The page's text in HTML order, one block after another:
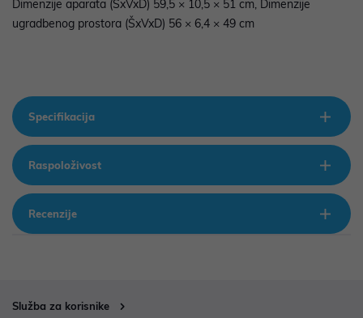
Dimenzije aparata (ŠxVxD) 59,5 × 10,5 × 51 cm, Dimenzije
ugradbenog prostora (ŠxVxD) 56 × 6,4 × 49 cm
Specifikacija
Raspoloživost
Recenzije
Služba za korisnike